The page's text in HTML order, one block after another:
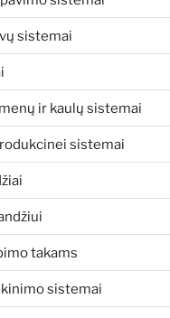
sistemai
ir kaulų sistemai
sistemai
takams
sistemai